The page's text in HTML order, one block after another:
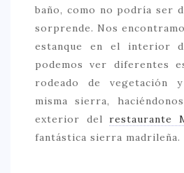
SALUDABLE
TAPAS
TRADICIONAL
PRECIO
baño, como no podría ser
sorprende. Nos
estanque en el interior
podemos ver diferentes
rodeado de vegetación
misma sierra,
exterior delrestaurante
fantástica sierra madrileña.